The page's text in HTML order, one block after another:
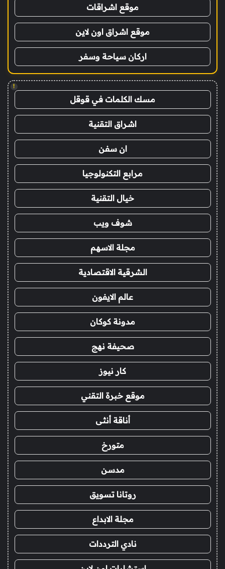
موقع اشراقات
موقع اشراق اون لاين
اركان سياحة وسفر
!
مسك الكلمات في قوقل
اشراق التقنية
ان سفن
مرابع التكنولوجيا
خيال التقنية
شوف ويب
مجلة الاسهم
الشرقية الاقتصادية
عالم الايفون
مدونة كوكان
صحيفة نهج
كار نيوز
موقع خبرة التقني
أناقة أنثى
متورخ
مدسن
روتانا تسويق
مجلة الابداع
نادي الترددات